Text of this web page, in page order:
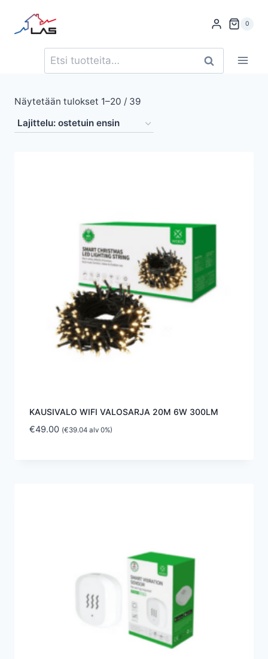
sisältöön
0
Etsi: Haku
Näytetään tulokset 1–20 / 39
KAUSIVALO WIFI VALOSARJA 20M 6W 300LM
€49.00 (€39.04alv 0%)